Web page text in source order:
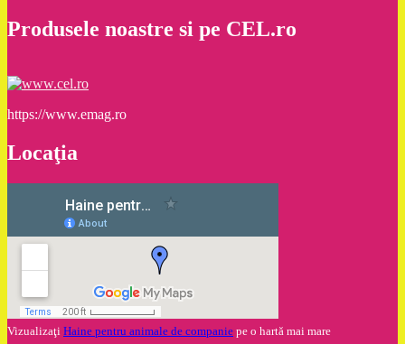
Produsele noastre si pe CEL.ro
https://www.emag.ro
Locaţia
Vizualizaţi Haine pentru animale de companie pe o hartă mai mare